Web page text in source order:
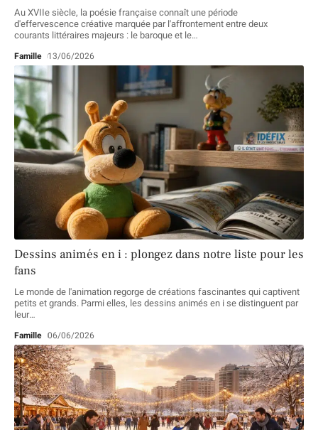
Au XVIIe siècle, la poésie française connaît une période
d'effervescence créative marquée par l'affrontement entre deux
courants littéraires majeurs : le baroque et le…
Famille 13/06/2026
Dessins animés en i : plongez dans notre liste pour les
fans
Le monde de l'animation regorge de créations fascinantes qui captivent
petits et grands. Parmi elles, les dessins animés en i se distinguent par
leur…
Famille 06/06/2026